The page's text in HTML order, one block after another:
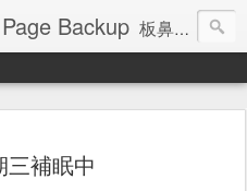
Backup 板鼻臉書備份站
三補眠中